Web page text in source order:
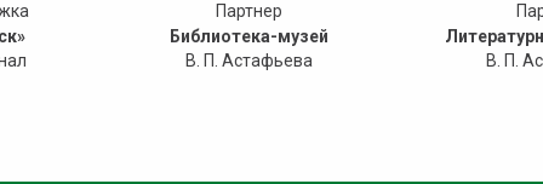
Партнер
Библиотека-музей
В. П. Астафьева
В. П.